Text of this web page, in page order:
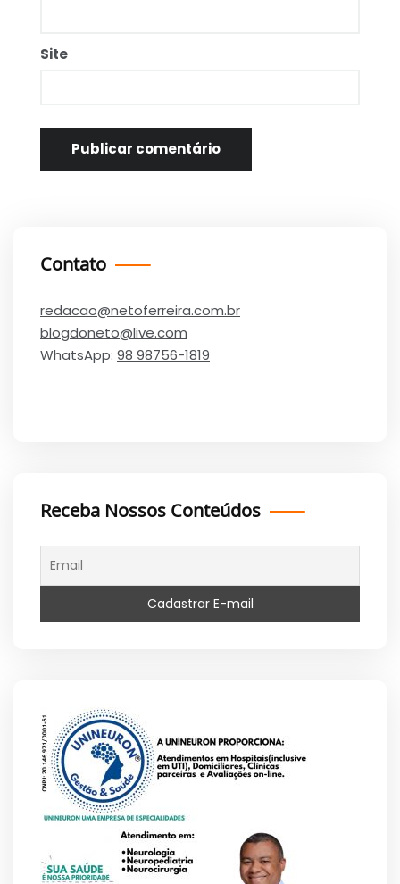
Site
Contato
redacao@netoferreira.com.br
blogdoneto@live.com
WhatsApp: 98 98756-1819
Receba Nossos Conteúdos